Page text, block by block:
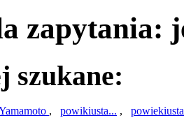
zapytania:
szukane:
, powikiusta... ,